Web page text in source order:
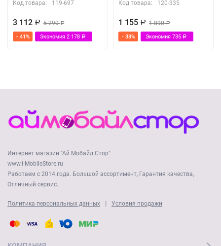
Код товара: 119-697
3 112 Р 5 290Р
- 41% Экономия 2 178 Р
Код товара: 120-335
1 155 Р 1 890Р
- 38% Экономия 735 Р
Интернет магазин "Ай Мобайл Стор"
www.i-MobileStore.ru
Работаем с 2014 года. Большой ассортимент, Гарантия качества,
Отличный сервис.
Политика персональных данных | Условия продажи